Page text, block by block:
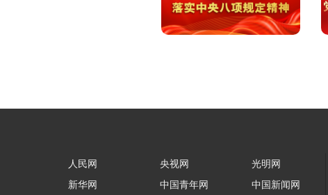
人民网
新华网
央视网
中国青年网
光明网
中国新闻网